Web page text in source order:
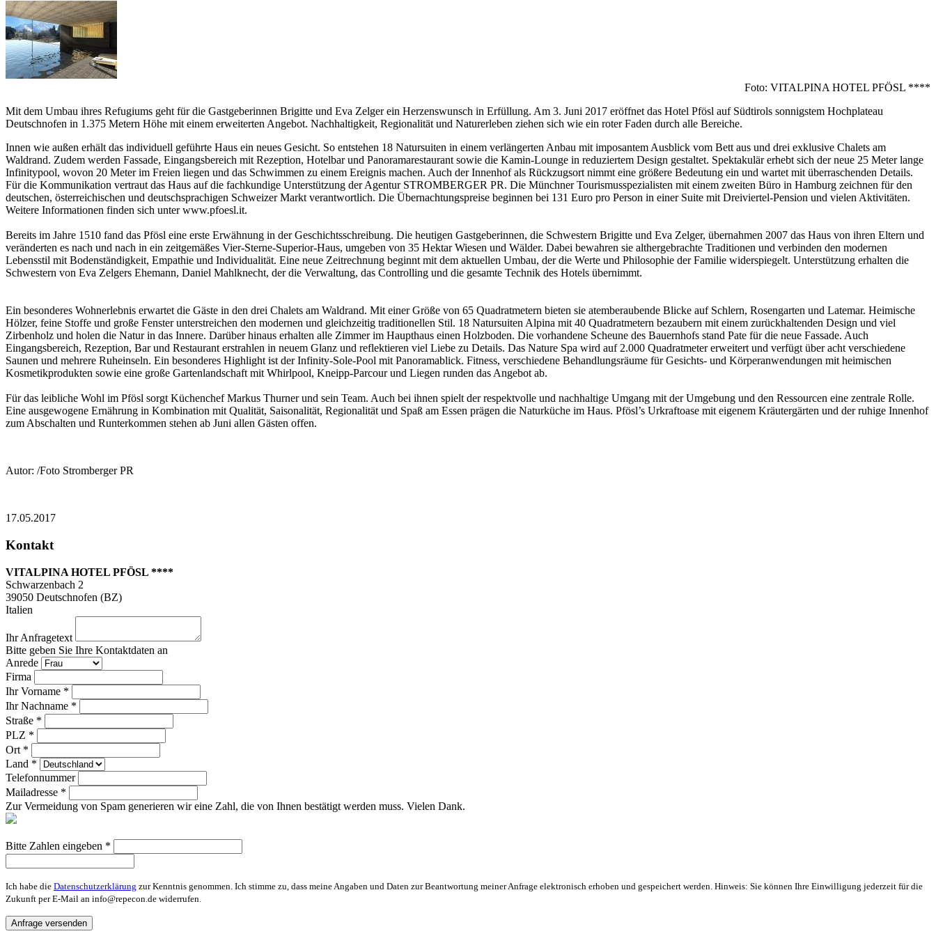
Foto: VITALPINA HOTEL PFÖSL ****
Mit dem Umbau ihres Refugiums geht für die Gastgeberinnen Brigitte und Eva Zelger ein Herzenswunsch in Erfüllung. Am 3. Juni 2017 eröffnet das Hotel Pfösl auf Südtirols sonnigstem Hochplateau
Deutschnofen in 1.375 Metern Höhe mit einem erweiterten Angebot. Nachhaltigkeit, Regionalität und Naturerleben ziehen sich wie ein roter Faden durch alle Bereiche.
Innen wie außen erhält das individuell geführte Haus ein neues Gesicht. So entstehen 18 Natursuiten in einem verlängerten Anbau mit imposantem Ausblick vom Bett aus und drei exklusive Chalets am
Waldrand. Zudem werden Fassade, Eingangsbereich mit Rezeption, Hotelbar und Panoramarestaurant sowie die Kamin-Lounge in reduziertem Design gestaltet. Spektakulär erhebt sich der neue 25 Meter lange
Infinitypool, wovon 20 Meter im Freien liegen und das Schwimmen zu einem Ereignis machen. Auch der Innenhof als Rückzugsort nimmt eine größere Bedeutung ein und wartet mit überraschenden Details.
Für die Kommunikation vertraut das Haus auf die fachkundige Unterstützung der Agentur STROMBERGER PR. Die Münchner Tourismusspezialisten mit einem zweiten Büro in Hamburg zeichnen für den
deutschen, österreichischen und deutschsprachigen Schweizer Markt verantwortlich. Die Übernachtungspreise beginnen bei 131 Euro pro Person in einer Suite mit Dreiviertel-Pension und vielen Aktivitäten.
Weitere Informationen finden sich unter www.pfoesl.it.
Bereits im Jahre 1510 fand das Pfösl eine erste Erwähnung in der Geschichtsschreibung. Die heutigen Gastgeberinnen, die Schwestern Brigitte und Eva Zelger, übernahmen 2007 das Haus von ihren Eltern und
veränderten es nach und nach in ein zeitgemäßes Vier-Sterne-Superior-Haus, umgeben von 35 Hektar Wiesen und Wälder. Dabei bewahren sie althergebrachte Traditionen und verbinden den modernen
Lebensstil mit Bodenständigkeit, Empathie und Individualität. Eine neue Zeitrechnung beginnt mit dem aktuellen Umbau, der die Werte und Philosophie der Familie widerspiegelt. Unterstützung erhalten die
Schwestern von Eva Zelgers Ehemann, Daniel Mahlknecht, der die Verwaltung, das Controlling und die gesamte Technik des Hotels übernimmt.
Ein besonderes Wohnerlebnis erwartet die Gäste in den drei Chalets am Waldrand. Mit einer Größe von 65 Quadratmetern bieten sie atemberaubende Blicke auf Schlern, Rosengarten und Latemar. Heimische
Hölzer, feine Stoffe und große Fenster unterstreichen den modernen und gleichzeitig traditionellen Stil. 18 Natursuiten Alpina mit 40 Quadratmetern bezaubern mit einem zurückhaltenden Design und viel
Zirbenholz und holen die Natur in das Innere. Darüber hinaus erhalten alle Zimmer im Haupthaus einen Holzboden. Die vorhandene Scheune des Bauernhofs stand Pate für die neue Fassade. Auch
Eingangsbereich, Rezeption, Bar und Restaurant erstrahlen in neuem Glanz und reflektieren viel Liebe zu Details. Das Nature Spa wird auf 2.000 Quadratmeter erweitert und verfügt über acht verschiedene
Saunen und mehrere Ruheinseln. Ein besonderes Highlight ist der Infinity-Sole-Pool mit Panoramablick. Fitness, verschiedene Behandlungsräume für Gesichts- und Körperanwendungen mit heimischen
Kosmetikprodukten sowie eine große Gartenlandschaft mit Whirlpool, Kneipp-Parcour und Liegen runden das Angebot ab.
Für das leibliche Wohl im Pfösl sorgt Küchenchef Markus Thurner und sein Team. Auch bei ihnen spielt der respektvolle und nachhaltige Umgang mit der Umgebung und den Ressourcen eine zentrale Rolle.
Eine ausgewogene Ernährung in Kombination mit Qualität, Saisonalität, Regionalität und Spaß am Essen prägen die Naturküche im Haus. Pfösl’s Urkraftoase mit eigenem Kräutergärten und der ruhige Innenhof
zum Abschalten und Runterkommen stehen ab Juni allen Gästen offen.
Autor: /Foto Stromberger PR
17.05.2017
Kontakt
VITALPINA HOTEL PFÖSL ****
Schwarzenbach 2
39050 Deutschnofen (BZ)
Italien
Ihr Anfragetext
Bitte geben Sie Ihre Kontaktdaten an
Anrede
Firma
Ihr Vorname *
Ihr Nachname *
Straße *
PLZ *
Ort *
Land *
Telefonnummer
Mailadresse *
Zur Vermeidung von Spam generieren wir eine Zahl, die von Ihnen bestätigt werden muss. Vielen Dank.
Bitte Zahlen eingeben *
Ich habe die Datenschutzerklärung zur Kenntnis genommen. Ich stimme zu, dass meine Angaben und Daten zur Beantwortung meiner Anfrage elektronisch erhoben und gespeichert werden. Hinweis: Sie können Ihre Einwilligung jederzeit für die
Zukunft per E-Mail an info@repecon.de widerrufen.